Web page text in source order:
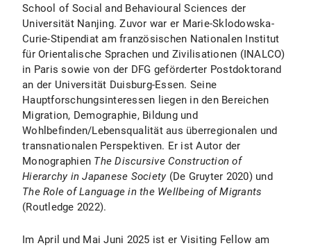
School of Social and Behavioural Sciences der
Universität Nanjing. Zuvor war er Marie-Sklodowska-
Curie-Stipendiat am französischen Nationalen Institut
für Orientalische Sprachen und Zivilisationen (INALCO)
in Paris sowie von der DFG geförderter Postdoktorand
an der Universität Duisburg-Essen. Seine
Hauptforschungsinteressen liegen in den Bereichen
Migration, Demographie, Bildung und
Wohlbefinden/Lebensqualität aus überregionalen und
transnationalen Perspektiven. Er ist Autor der
Monographien The Discursive Construction of
Hierarchy in Japanese Society(De Gruyter 2020) und
The Role of Language in the Wellbeing of Migrants
(Routledge 2022).
Im April und Mai Juni 2025 ist er Visiting Fellow am